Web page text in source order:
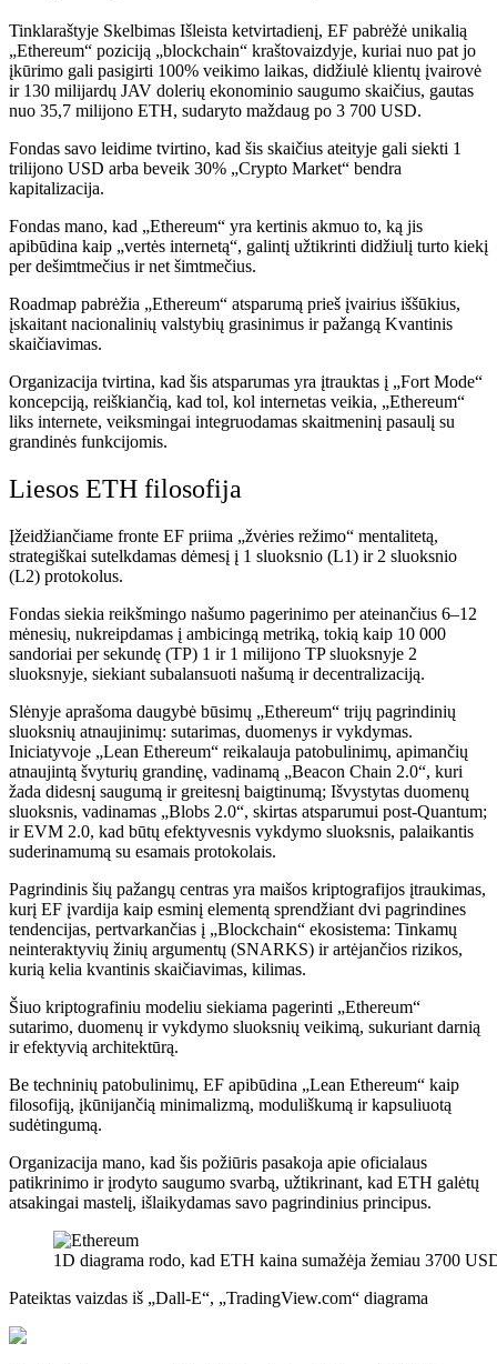
Tinklaraštyje Skelbimas Išleista ketvirtadienį, EF pabrėžė unikalią
„Ethereum“ poziciją „blockchain“ kraštovaizdyje, kuriai nuo pat jo
įkūrimo gali pasigirti 100% veikimo laikas, didžiulė klientų įvairovė
ir 130 milijardų JAV dolerių ekonominio saugumo skaičius, gautas
nuo 35,7 milijono ETH, sudaryto maždaug po 3 700 USD.
Fondas savo leidime tvirtino, kad šis skaičius ateityje gali siekti 1
trilijono USD arba beveik 30% „Crypto Market“ bendra
kapitalizacija.
Fondas mano, kad „Ethereum“ yra kertinis akmuo to, ką jis
apibūdina kaip „vertės internetą“, galintį užtikrinti didžiulį turto kiekį
per dešimtmečius ir net šimtmečius.
Roadmap pabrėžia „Ethereum“ atsparumą prieš įvairius iššūkius,
įskaitant nacionalinių valstybių grasinimus ir pažangą Kvantinis
skaičiavimas.
Organizacija tvirtina, kad šis atsparumas yra įtrauktas į „Fort Mode“
koncepciją, reiškiančią, kad tol, kol internetas veikia, „Ethereum“
liks internete, veiksmingai integruodamas skaitmeninį pasaulį su
grandinės funkcijomis.
Liesos ETH filosofija
Įžeidžiančiame fronte EF priima „žvėries režimo“ mentalitetą,
strategiškai sutelkdamas dėmesį į 1 sluoksnio (L1) ir 2 sluoksnio
(L2) protokolus.
Fondas siekia reikšmingo našumo pagerinimo per ateinančius 6–12
mėnesių, nukreipdamas į ambicingą metriką, tokią kaip 10 000
sandoriai per sekundę (TP) 1 ir 1 milijono TP sluoksnyje 2
sluoksnyje, siekiant subalansuoti našumą ir decentralizaciją.
Slėnyje aprašoma daugybė būsimų „Ethereum“ trijų pagrindinių
sluoksnių atnaujinimų: sutarimas, duomenys ir vykdymas.
Iniciatyvoje „Lean Ethereum“ reikalauja patobulinimų, apimančių
atnaujintą švyturių grandinę, vadinamą „Beacon Chain 2.0“, kuri
žada didesnį saugumą ir greitesnį baigtinumą; Išvystytas duomenų
sluoksnis, vadinamas „Blobs 2.0“, skirtas atsparumui post-Quantum;
ir EVM 2.0, kad būtų efektyvesnis vykdymo sluoksnis, palaikantis
suderinamumą su esamais protokolais.
Pagrindinis šių pažangų centras yra maišos kriptografijos įtraukimas,
kurį EF įvardija kaip esminį elementą sprendžiant dvi pagrindines
tendencijas, pertvarkančias į „Blockchain“ ekosistema: Tinkamų
neinteraktyvių žinių argumentų (SNARKS) ir artėjančios rizikos,
kurią kelia kvantinis skaičiavimas, kilimas.
Šiuo kriptografiniu modeliu siekiama pagerinti „Ethereum“
sutarimo, duomenų ir vykdymo sluoksnių veikimą, sukuriant darnią
ir efektyvią architektūrą.
Be techninių patobulinimų, EF apibūdina „Lean Ethereum“ kaip
filosofiją, įkūnijančią minimalizmą, moduliškumą ir kapsuliuotą
sudėtingumą.
Organizacija mano, kad šis požiūris pasakoja apie oficialaus
patikrinimo ir įrodyto saugumo svarbą, užtikrinant, kad ETH galėtų
atsakingai mastelį, išlaikydamas savo pagrindinius principus.
1D diagrama rodo, kad ETH kaina sumažėja žemiau 3700
Pateiktas vaizdas iš „Dall-E“, „TradingView.com“ diagrama